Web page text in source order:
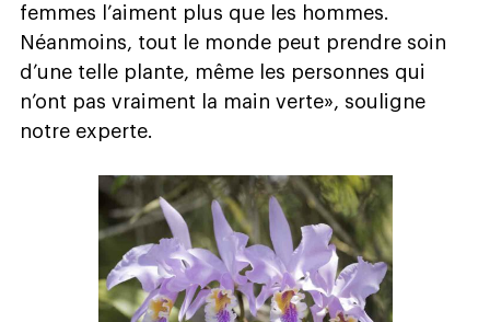
femmes l’aiment plus que les hommes.
Néanmoins, tout le monde peut prendre soin
d’une telle plante, même les personnes qui
n’ont pas vraiment la main verte», souligne
notre experte.